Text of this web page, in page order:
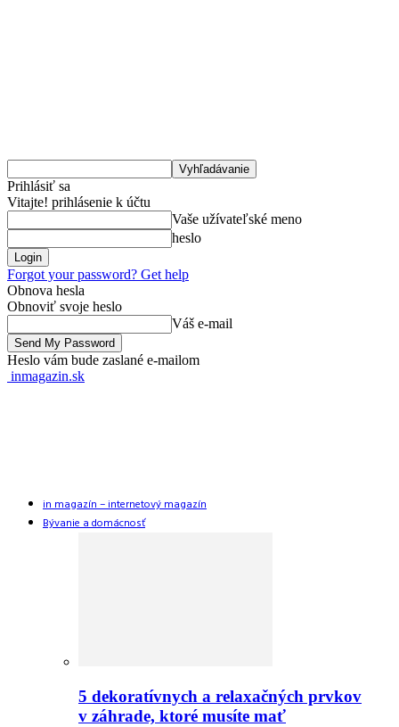
Prihlásiť sa
Vitajte! prihlásenie k účtu
Vaše užívateľské meno
heslo
Forgot your password? Get help
Obnova hesla
Obnoviť svoje heslo
Váš e-mail
Heslo vám bude zaslané e-mailom
inmagazin.sk
in magazín – internetový magazín
Bývanie a domácnosť
5 dekoratívnych a relaxačných prvkov
v záhrade, ktoré musíte mať